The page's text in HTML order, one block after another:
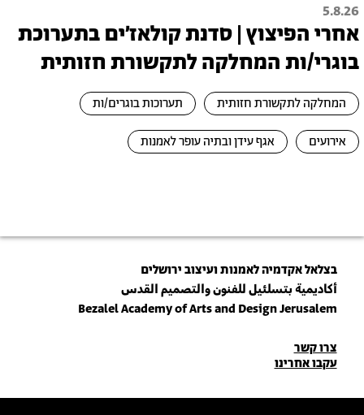
5.8.26
אחרי הפיצוץ | סדנת קולאז׳ים בתערוכת
בוגרי/ות המחלקה לתקשורת חזותית
המחלקה לתקשורת חזותית תערוכות בוגרים/ות
אירועים אגף עידן ובתיה עופר לאמנות
בצלאל אקדמיה לאמנות ועיצוב ירושלים
أكاديمية بتسلئيل للفنون والتصميم القدس
Bezalel Academy of Arts and Design Jerusalem
פרטי
יצירת
קשר
צרו קשר
עקבו אחרינו